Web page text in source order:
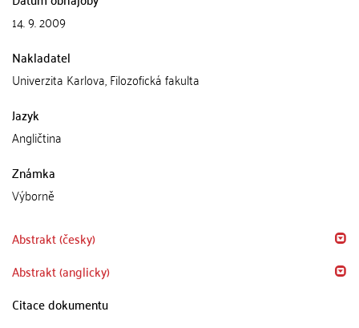
14. 9. 2009
Nakladatel
Univerzita Karlova, Filozofická fakulta
Jazyk
Angličtina
Známka
Výborně
Abstrakt (česky)
Abstrakt (anglicky)
Citace dokumentu